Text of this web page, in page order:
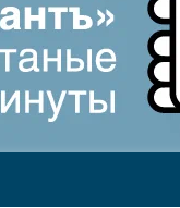
Реклама в